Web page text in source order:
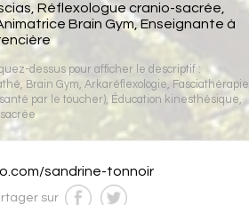
Réflexologue cranio-sacrée,
Brain Gym, Enseignante à
dessus pour afficher le descriptif :
, Brain Gym,Arkaréflexologie, Fasciathérapie
par le toucher), Éducation kinesthésique,
sandrine-tonnoir
sur